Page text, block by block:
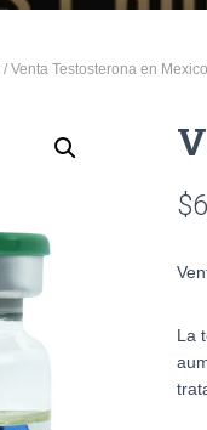
/ Venta Testosterona en Mexico
$
La